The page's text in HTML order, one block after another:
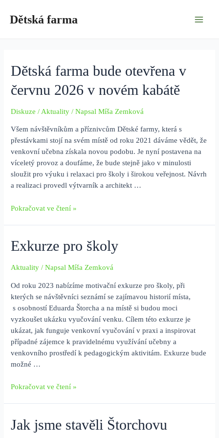
Dětská farma
Dětská farma bude otevřena v
červnu 2026 v novém kabátě
Diskuze / Aktuality / NapsalMíša Zemková
Všem návštěvníkům a příznivcům Dětské farmy, která s
přestávkami stojí na svém místě od roku 2021 dáváme vědět, že
venkovní učebna získala novou podobu. Je nyní postavena na
víceletý provoz a doufáme, že bude stejně jako v minulosti
sloužit pro výuku i relaxaci pro školy i širokou veřejnost. Návrh
a realizaci provedl výtvarník a architekt …
Dětská
otevřena
v
červnu
v
novém
kabátě
Pokračovat ve čtení »
Exkurze pro školy
Aktuality / NapsalMíša Zemková
Od roku 2023 nabízíme motivační exkurze pro školy, při
kterých se návštěvníci seznámí se zajímavou historií místa,
s osobností Eduarda Štorcha a na místě si budou moci
vyzkoušet ukázku vyučování venku. Cílem této exkurze je
ukázat, jak funguje venkovní vyučování v praxi a inspirovat
případné zájemce k pravidelnému využívání učebny a
venkovního prostředí k pedagogickým aktivitám. Exkurze bude
možné …
Exkurze
Pokračovat ve čtení »
Jak jsme stavěli Štorchovu